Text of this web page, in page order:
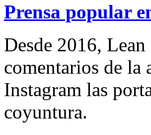
Prensa popular
Desde 2016,
comentarios de la
Instagram las
coyuntura.